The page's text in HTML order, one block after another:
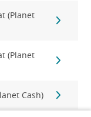
(Planet
(Planet
Cash)